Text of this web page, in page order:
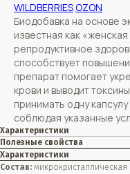
WILDBERRIESOZON
Биодобавка на основе
известная как
репродуктивное
способствует
препарат помогает
крови и выводит
принимать одну
соблюдая указанные
Характеристики
Полезные свойства
Характеристики
Состав: